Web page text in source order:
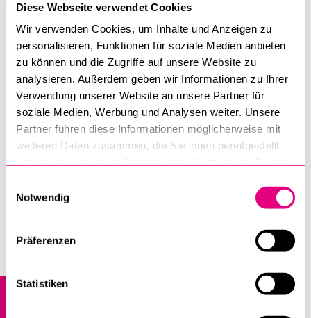
Diese Webseite verwendet Cookies
Wir verwenden Cookies, um Inhalte und Anzeigen zu
personalisieren, Funktionen für soziale Medien anbieten
zu können und die Zugriffe auf unsere Website zu
analysieren. Außerdem geben wir Informationen zu Ihrer
Verwendung unserer Website an unsere Partner für
soziale Medien, Werbung und Analysen weiter. Unsere
Partner führen diese Informationen möglicherweise mit
weiteren Daten zusammen, die Sie ihnen bereitgestellt
Notwendig
Präferenzen
Statistiken
Fellows research group
Research projects
Visit theZRWP Homepage for all further details.
Contact
Head: Prof. Dr. A.
Kirchschläger,